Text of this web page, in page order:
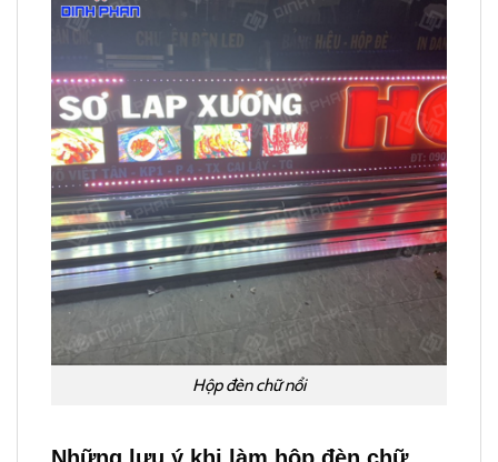
Hộp đèn chữ nổi